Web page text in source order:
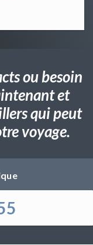
ou besoin
et
qui peut
voyage.